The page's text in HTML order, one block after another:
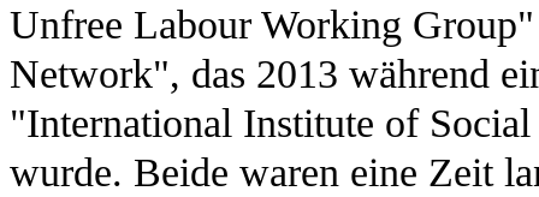
Unfree Labour Working
Network", das 2013 während
"International Institute of
wurde. Beide waren eine Zeit